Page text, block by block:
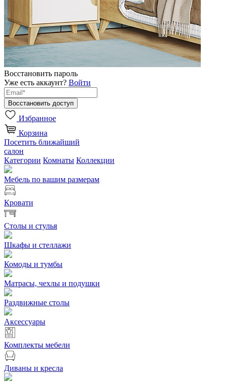
Восстановить пароль
Уже есть аккаунт? Войти
Избранное
Корзина
Посетить ближайший
салон
Категории Комнаты Коллекции
Мебель по вашим размерам
Кровати
Столы и стулья
Шкафы и стеллажи
Комоды и тумбы
Матрасы, чехлы и подушки
Раздвижные столы
Аксессуары
Комплекты мебели
Диваны и кресла